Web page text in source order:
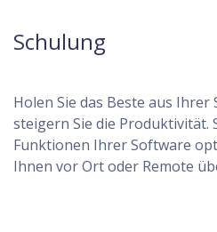
Schulung
Holen Sie das Beste aus
steigern Sie die Produktivität.
Funktionen Ihrer Software
Ihnen vor Ort oder Remote